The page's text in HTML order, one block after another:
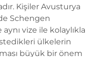
Kişiler Avusturya
Schengen
vize ile kolaylıkla
ülkelerin
büyük bir önem